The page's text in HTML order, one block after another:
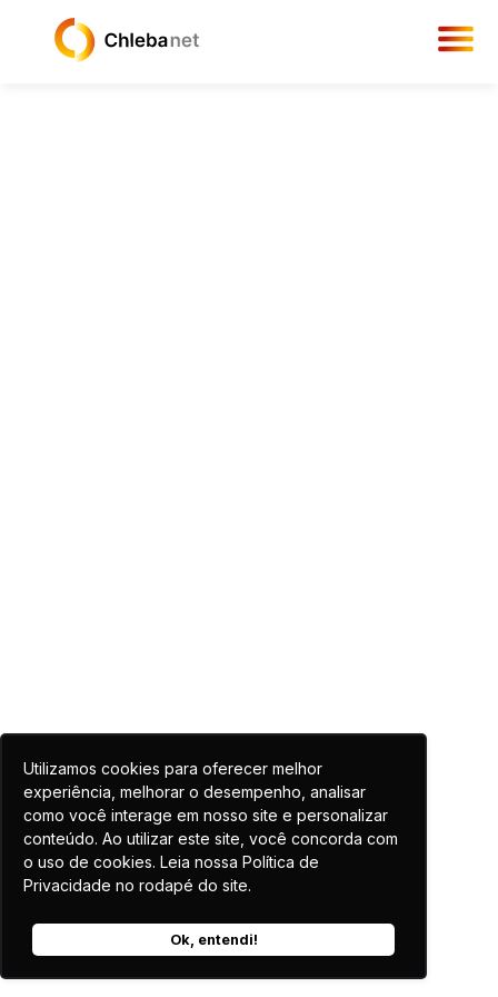
Utilizamos cookies para oferecer melhor
experiência, melhorar o desempenho, analisar
como você interage em nosso site e personalizar
conteúdo. Ao utilizar este site, você concorda com
o uso de cookies. Leia nossa Política de
Privacidade no rodapé do site.
Ok, entendi!